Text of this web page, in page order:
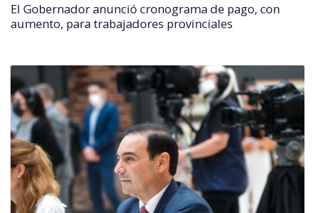
El Gobernador anunció cronograma de pago, con
aumento, para trabajadores provinciales